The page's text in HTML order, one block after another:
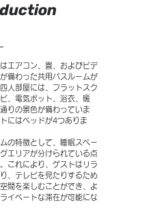
エアコン、畳、およびビデ
備わった共用バスルームが
人部屋には、フラットスク
、電気ポット、浴衣、暖
りの景色が備わっていま
にはベッドが4つありま
の特徴として、睡眠スペー
エリアが分けられている点
これにより、ゲストはリラ
、テレビを見たりするため
間を楽しむことができ、よ
イベートな滞在が可能にな